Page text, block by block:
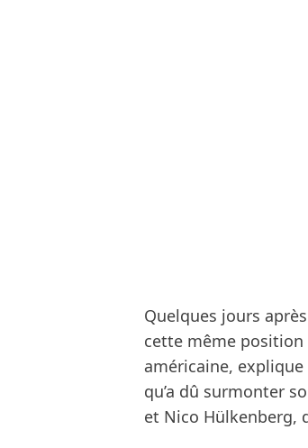
Quelques jours
cette même position
américaine,
qu’a dû surmonter
et Nico Hülkenberg,